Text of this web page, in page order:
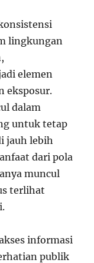
lingkungan
elemen
eksposur.
dalam
untuk tetap
jauh lebih
dari pola
muncul
terlihat
informasi
publik